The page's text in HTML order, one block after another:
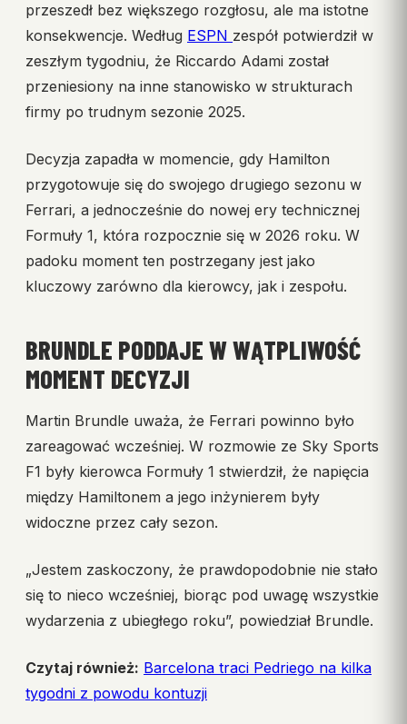
przeszedł bez większego rozgłosu, ale ma istotne
konsekwencje. Według ESPN zespół potwierdził w
zeszłym tygodniu, że Riccardo Adami został
przeniesiony na inne stanowisko w strukturach
firmy po trudnym sezonie 2025.
Decyzja zapadła w momencie, gdy Hamilton
przygotowuje się do swojego drugiego sezonu w
Ferrari, a jednocześnie do nowej ery technicznej
Formuły 1, która rozpocznie się w 2026 roku. W
padoku moment ten postrzegany jest jako
kluczowy zarówno dla kierowcy, jak i zespołu.
BRUNDLE PODDAJE W WĄTPLIWOŚĆ
MOMENT DECYZJI
Martin Brundle uważa, że Ferrari powinno było
zareagować wcześniej. W rozmowie ze Sky Sports
F1 były kierowca Formuły 1 stwierdził, że napięcia
między Hamiltonem a jego inżynierem były
widoczne przez cały sezon.
„Jestem zaskoczony, że prawdopodobnie nie stało
się to nieco wcześniej, biorąc pod uwagę wszystkie
wydarzenia z ubiegłego roku”, powiedział Brundle.
Czytaj również: Barcelona traci Pedriego na kilka
tygodni z powodu kontuzji